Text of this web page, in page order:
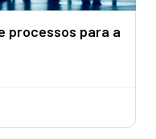
processos para a